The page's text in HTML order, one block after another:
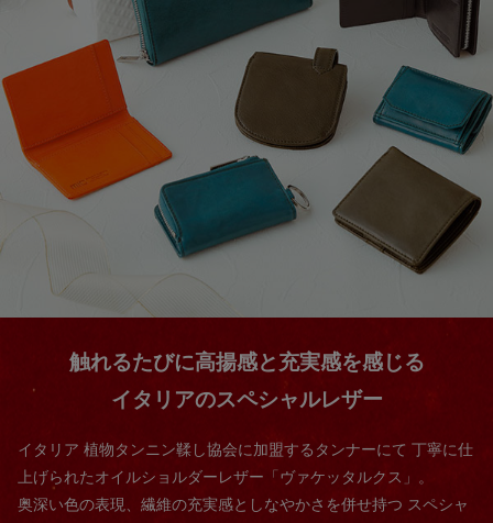
触れるたびに高揚感と充実感を感じる
イタリアのスペシャルレザー
イタリア 植物タンニン鞣し協会に加盟するタンナーにて 丁寧に仕
上げられたオイルショルダーレザー 「ヴァケッタルクス」。
奥深い色の表現、繊維の充実感としなやかさを併せ持つ スペシャ